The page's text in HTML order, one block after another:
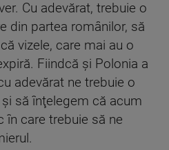
Cu adevărat, trebuie o
din partea românilor, să
vizele, care mai au o
Fiindcă şi Polonia a
adevărat ne trebuie o
să înţelegem că acum
care trebuie să ne